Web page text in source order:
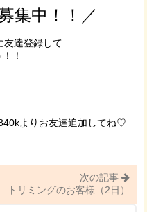
集中！！／
友達登録して
！
よりお友達追加してね♡
次の記事
トリミングのお客様（2日）